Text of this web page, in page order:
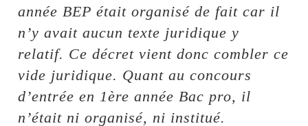
année BEP était organisé de fait car il
n’y avait aucun texte juridique y
relatif. Ce décret vient donc combler ce
vide juridique. Quant au concours
d’entrée en 1ère année Bac pro, il
n’était ni organisé, ni institué.